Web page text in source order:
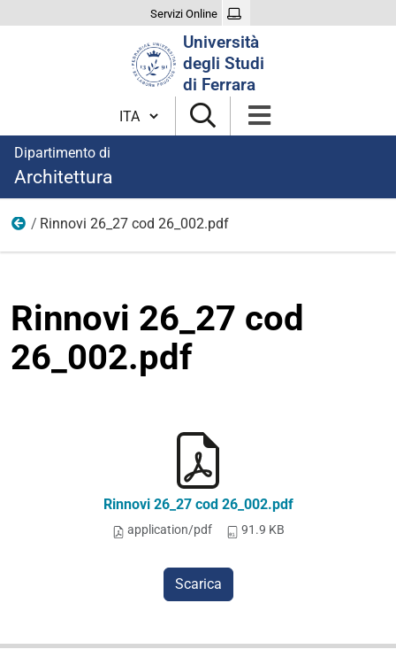
Servizi Online
Università
degli Studi
di Ferrara
Cambia lingua
Dipartimento di
Architettura
Rinnovi e affidamenti diretti
Rinnovi 26_27 cod 26_002.pdf
Rinnovi 26_27 cod
26_002.pdf
Rinnovi 26_27 cod 26_002.pdf
application/pdf 91.9 KB
Scarica